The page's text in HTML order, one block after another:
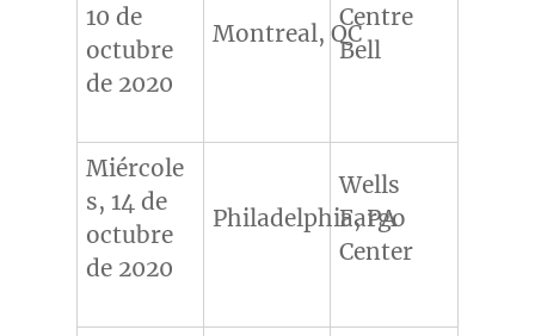
10 de
octubre
de 2020
Montreal, QC
Centre
Bell
Miércole
s, 14 de
octubre
de 2020
Philadelphia, PA
Wells
Fargo
Center